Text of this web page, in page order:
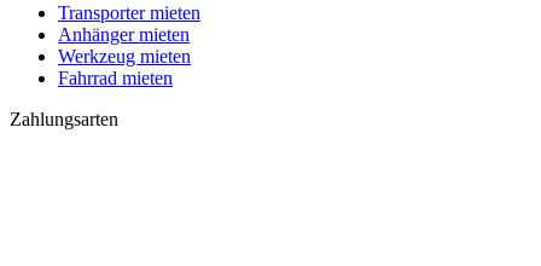
Transporter mieten
Anhänger mieten
Werkzeug mieten
Fahrrad mieten
Zahlungsarten